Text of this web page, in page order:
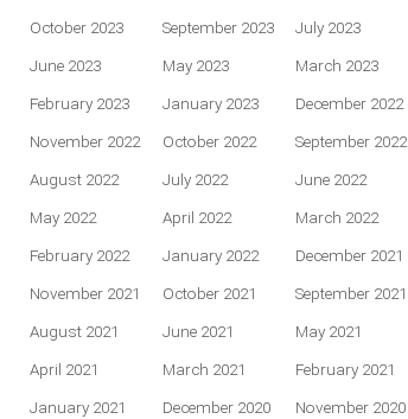
October 2023
September 2023
July 2023
June 2023
May 2023
March 2023
February 2023
January 2023
December 2022
November 2022
October 2022
September 2022
August 2022
July 2022
June 2022
May 2022
April 2022
March 2022
February 2022
January 2022
December 2021
November 2021
October 2021
September 2021
August 2021
June 2021
May 2021
April 2021
March 2021
February 2021
January 2021
December 2020
November 2020